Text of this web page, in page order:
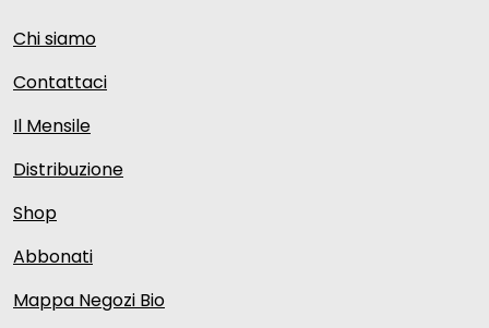
Chi siamo
Contattaci
Il Mensile
Distribuzione
Shop
Abbonati
Mappa Negozi Bio